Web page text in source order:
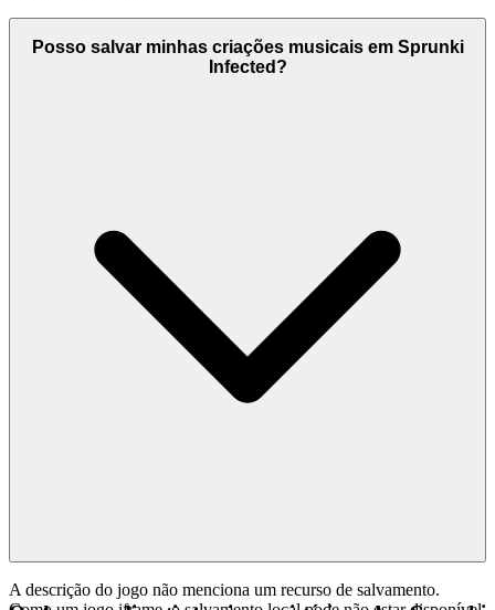
Posso salvar minhas criações musicais em Sprunki
Infected?
A descrição do jogo não menciona um recurso de salvamento.